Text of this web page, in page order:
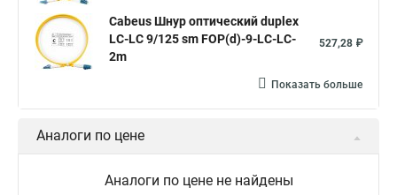
Cabeus Шнур оптический duplex
LC-LC 9/125 sm FOP(d)-9-LC-LC-
2m
527,28 ₽
Показать больше
Аналоги по цене
Аналоги по цене не найдены